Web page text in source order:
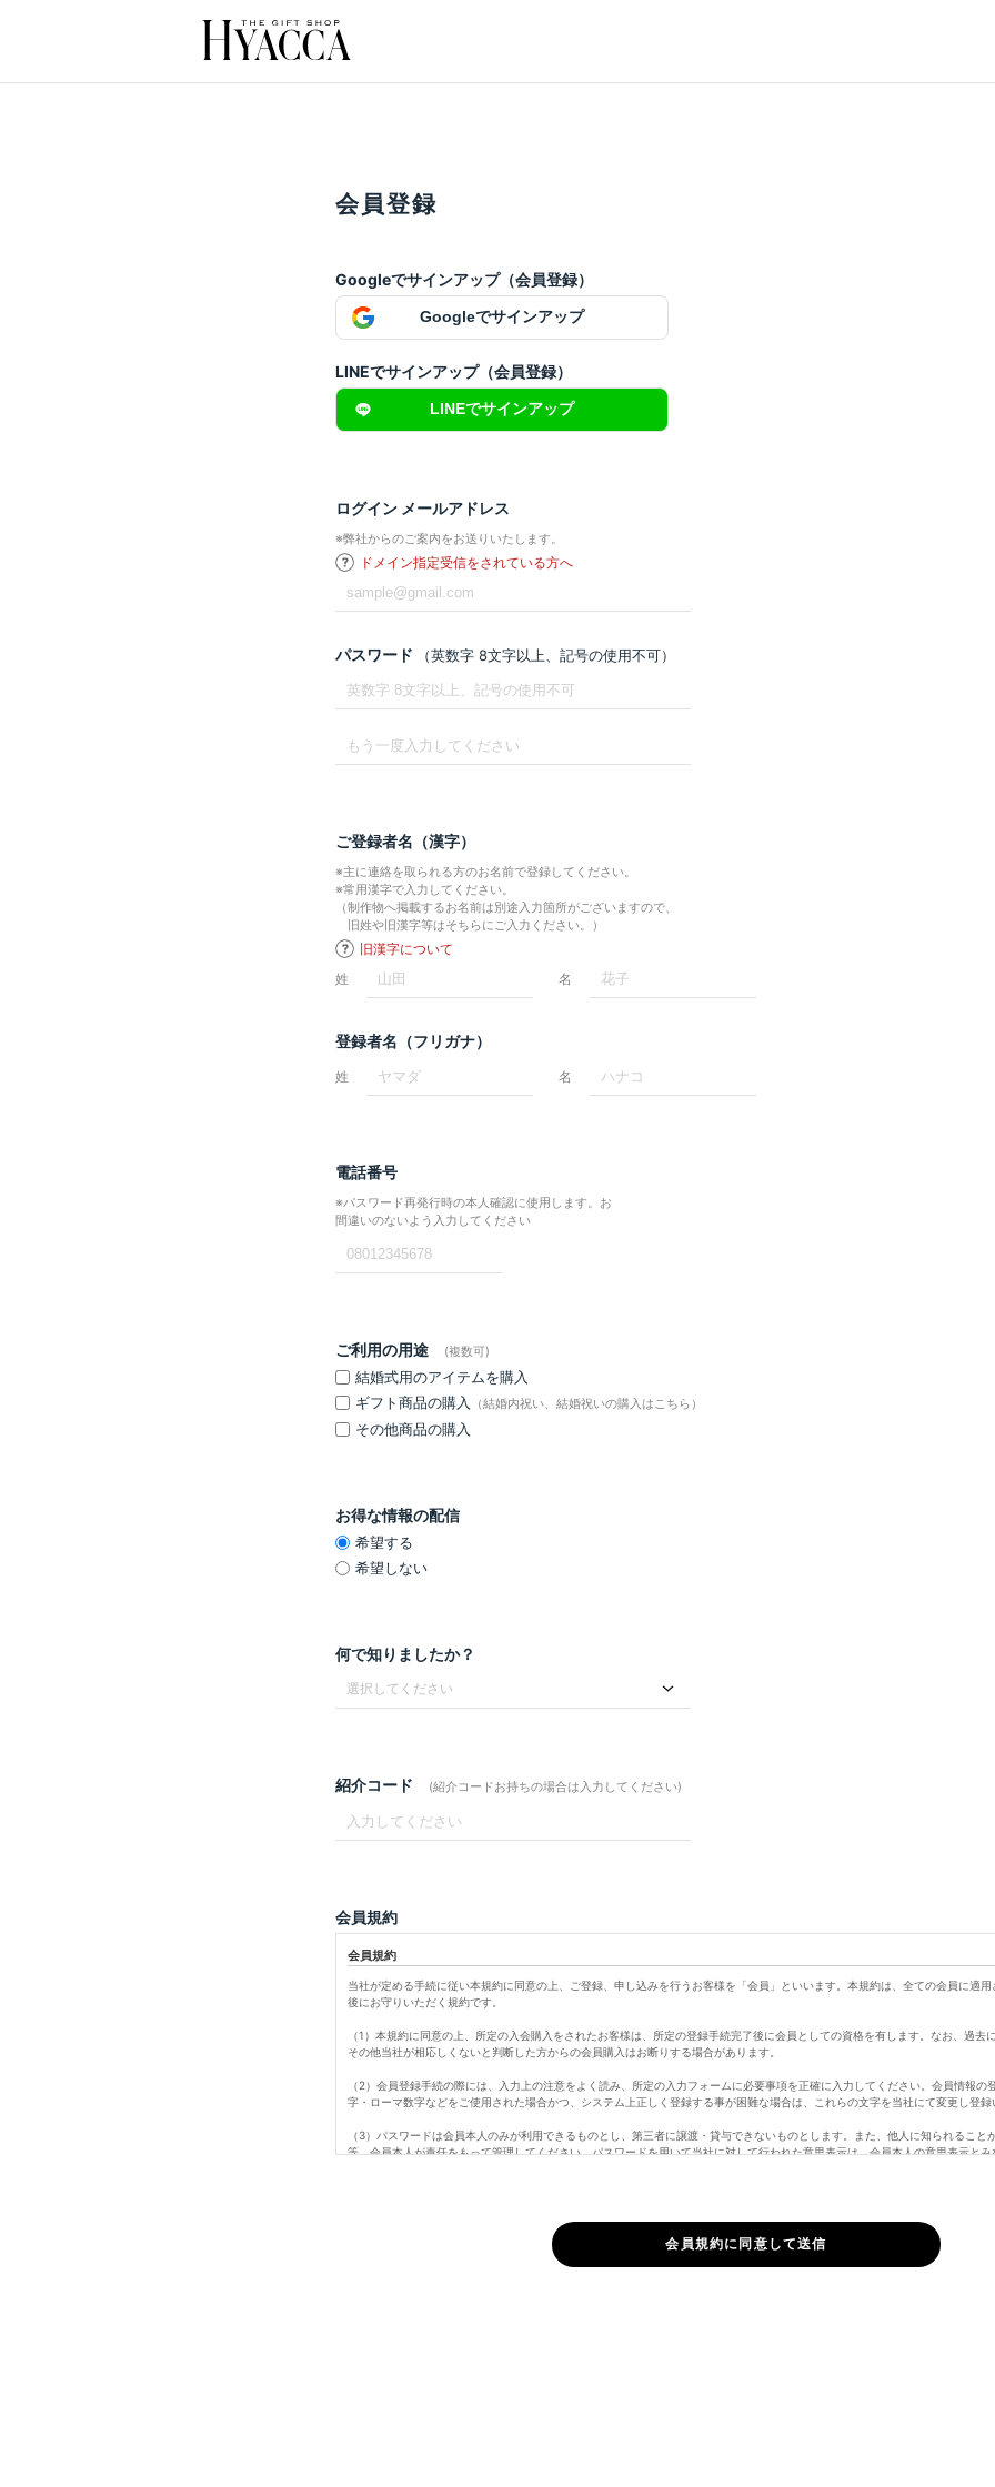
会員登録
Googleでサインアップ（会員登録）
Googleでサインアップ
LINEでサインアップ（会員登録）
LINEでサインアップ
ログイン メールアドレス
※弊社からのご案内をお送りいたします。
ドメイン指定受信をされている方へ
パスワード （英数字 8文字以上、記号の使用不可）
ご登録者名（漢字）
※主に連絡を取られる方のお名前で登録してください。
※常用漢字で入力してください。
（制作物へ掲載するお名前は別途入力箇所がございますので、
旧姓や旧漢字等はそちらにご入力ください。）
旧漢字について
姓
名
登録者名（フリガナ）
姓 名
電話番号
※パスワード再発行時の本人確認に使用します。お
間違いのないよう入力してください
ご利用の用途 (複数可)
結婚式用のアイテムを購入
ギフト商品の購入
（結婚内祝い、結婚祝いの購入はこちら）
その他商品の購入
お得な情報の配信
希望する
希望しない
何で知りましたか？
紹介コード (紹介コードお持ちの場合は入力してください)
会員規約
会員規約
当社が定める手続に従い本規約に同意の上、ご登録、申し込みを行うお客様を「会員」といいます。本規約は、全ての会員に適
後にお守りいただく規約です。
（1）本規約に同意の上、所定の入会購入をされたお客様は、所定の登録手続完了後に会員としての資格を有します。なお、過去
その他当社が相応しくないと判断した方からの会員購入はお断りする場合があります。
（2）会員登録手続の際には、入力上の注意をよく読み、所定の入力フォームに必要事項を正確に入力してください。会員情報の
字・ローマ数字などをご使用された場合かつ、システム上正しく登録する事が困難な場合は、これらの文字を当社にて変更し登録
（3）パスワードは会員本人のみが利用できるものとし、第三者に譲渡・貸与できないものとします。また、他人に知られること
等、会員本人が責任をもって管理してください。パスワードを用いて当社に対して行われた意思表示は、会員本人の意思表示と
（5）退会は所定期間のマイページのログインがない場合、自動的に行われます。